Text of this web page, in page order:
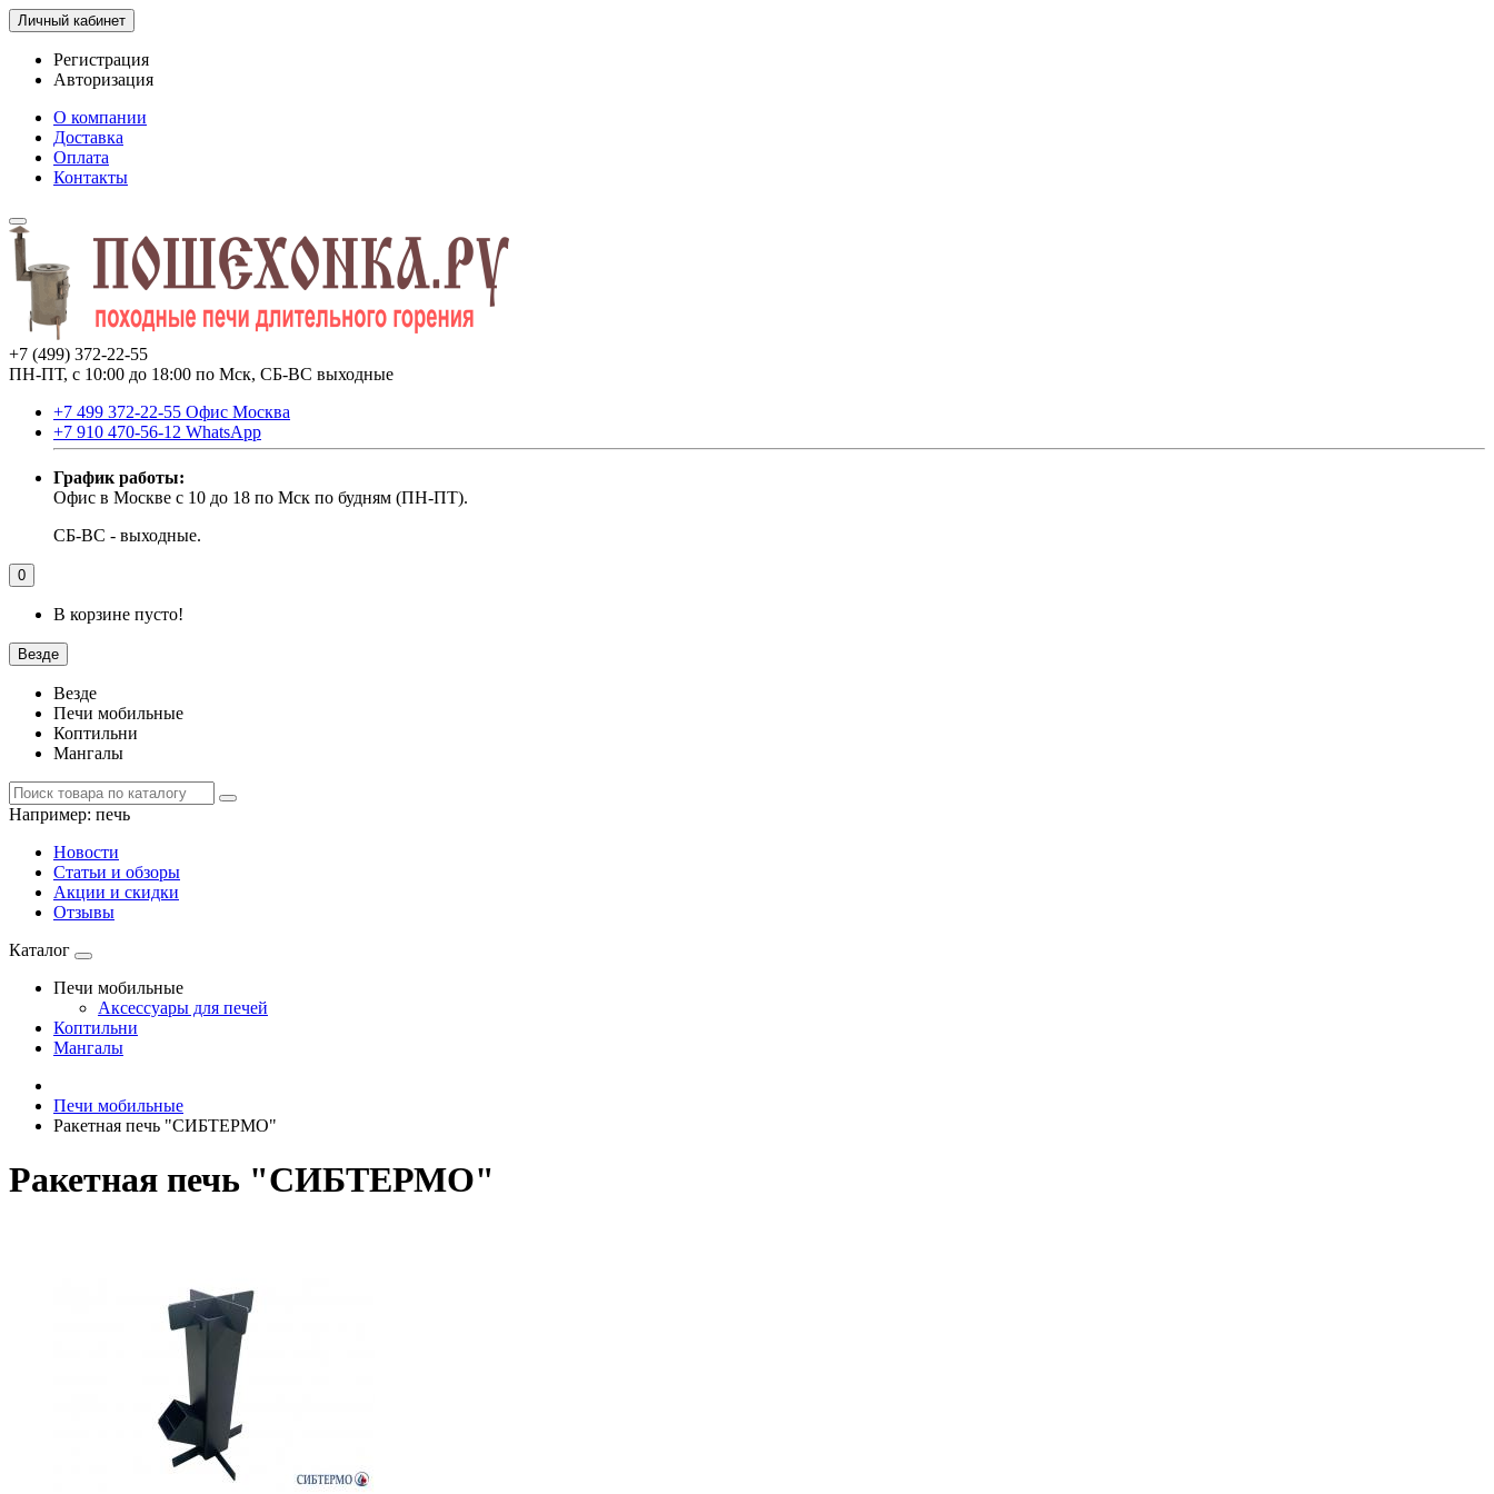
Личный кабинет
Регистрация
Авторизация
О компании
Доставка
Оплата
Контакты
+7 (499) 372-22-55
ПН-ПТ, с 10:00 до 18:00 по Мск, СБ-ВС выходные
+7 499 372-22-55 Офис Москва
+7 910 470-56-12 WhatsApp
График работы:
Офис в Москве с 10 до 18 по Мск по будням (ПН-ПТ).
СБ-ВС - выходные.
0
В корзине пусто!
Везде
Везде
Печи мобильные
Коптильни
Мангалы
Например: печь
Новости
Статьи и обзоры
Акции и скидки
Отзывы
Каталог
Печи мобильные
Аксессуары для печей
Коптильни
Мангалы
Печи мобильные
Ракетная печь "СИБТЕРМО"
Ракетная печь "СИБТЕРМО"